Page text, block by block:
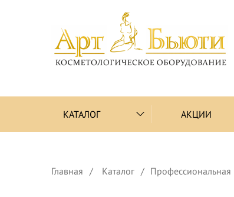
КАТАЛОГ АКЦИИ
Главная Каталог Профессиональная